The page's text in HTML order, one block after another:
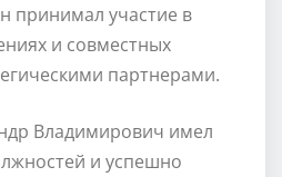
принимал участие в
и совместных
партнерами.
Владимирович имел
и успешно